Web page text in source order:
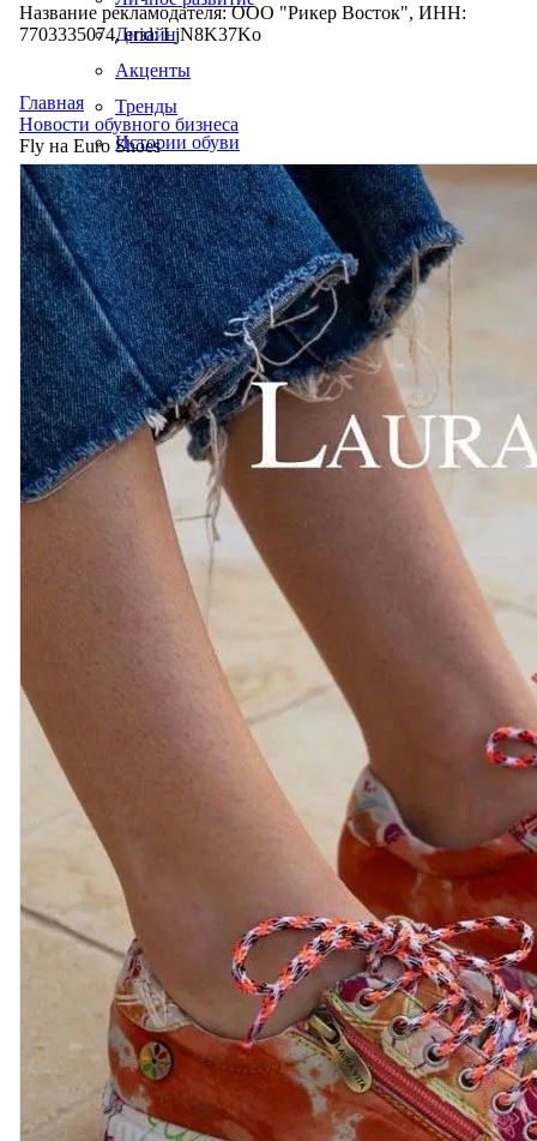
Дизайн
Акценты
Тренды
Истории обуви
Производство
Название рекламодателя: ООО "Рикер Восток", ИНН:
7703335074, erid: LjN8K37Ko
Главная
Новости обувного бизнеса
Fly на Euro Shoes